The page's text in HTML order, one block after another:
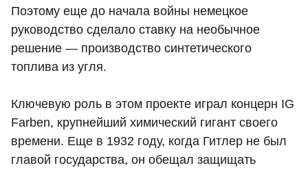
Поэтому еще до начала войны немецкое
руководство сделало ставку на необычное
решение — производство синтетического
топлива из угля.
Ключевую роль в этом проекте играл концерн IG
Farben, крупнейший химический гигант своего
времени. Еще в 1932 году, когда Гитлер не был
главой государства, он обещал защищать